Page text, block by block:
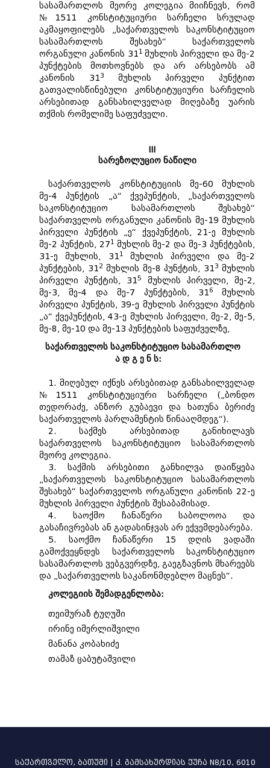
სასამართლოს მეორე კოლეგია მიიჩნევს, რომ
№1511 კონსტიტუციური სარჩელი სრულად
აკმაყოფილებს „საქართველოს საკონსტიტუციო
სასამართლოს შესახებ“ საქართველოს
ორგანული კანონის 311მუხლის პირველი და მე-2
პუნქტების მოთხოვნებს და არ არსებობს ამ
კანონის 313 მუხლის პირველი პუნქტით
გათვალისწინებული კონსტიტუციური სარჩელის
არსებითად განსახილველად მიღებაზე უარის
თქმის რომელიმე საფუძველი.
III
სარეზოლუციო ნაწილი
საქართველოს კონსტიტუციის მე-60 მუხლის
მე-4 პუნქტის „ა“ ქვეპუნქტის, „საქართველოს
საკონსტიტუციო სასამართლოს შესახებ“
საქართველოს ორგანული კანონის მე-19 მუხლის
პირველი პუნქტის „ე“ ქვეპუნქტის, 21-ე მუხლის
მე-2 პუნქტის, 271 მუხლის მე-2 და მე-3 პუნქტების,
31-ე მუხლის, 311მუხლის პირველი და მე-2
პუნქტების, 312 მუხლის მე-8 პუნქტის, 313მუხლის
პირველი პუნქტის, 315 მუხლის პირველი, მე-2,
მე-3, მე-4 და მე-7 პუნქტების, 316 მუხლის
პირველი პუნქტის, 39-ე მუხლის პირველი პუნქტის
„ა“ ქვეპუნქტის, 43-ე მუხლის პირველი, მე-2, მე-5,
მე-8, მე-10 და მე-13 პუნქტების საფუძველზე,
საქართველოს საკონსტიტუციო სასამართლო
ა დ გ ე ნ ს:
1. მიღებულ იქნეს არსებითად განსახილველად
№1511 კონსტიტუციური სარჩელი („ბონდო
თედორაძე, ანზორ გუბაევი და ხათუნა ბერიძე
საქართველოს პარლამენტის წინააღმდეგ“).
2. საქმეს არსებითად განიხილავს
საქართველოს საკონსტიტუციო სასამართლოს
მეორე კოლეგია.
3. საქმის არსებითი განხილვა დაიწყება
„საქართველოს საკონსტიტუციო სასამართლოს
შესახებ“ საქართველოს ორგანული კანონის 22-ე
მუხლის პირველი პუნქტის შესაბამისად.
4. საოქმო ჩანაწერი საბოლოოა და
გასაჩივრებას ან გადასინჯვას არ ექვემდებარება.
5. საოქმო ჩანაწერი 15 დღის ვადაში
გამოქვეყნდეს საქართველოს საკონსტიტუციო
სასამართლოს ვებგვერდზე, გაეგზავნოს მხარეებს
და „საქართველოს საკანონმდებლო მაცნეს“.
კოლეგიის შემადგენლობა:
თეიმურაზ ტუღუში
ირინე იმერლიშვილი
მანანა კობახიძე
თამაზ ცაბუტაშვილი
საქართველო, ბათუმი | კ. გამსახურდიას ქუჩა N8/10, 6010